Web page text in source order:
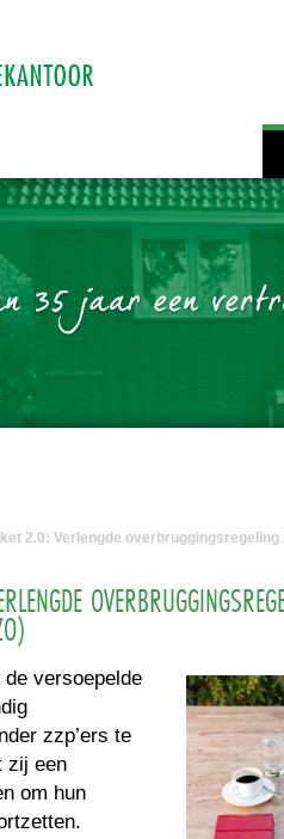
2.0: Verlengde
versoepelde
zzp’ers te
zij een
om hun